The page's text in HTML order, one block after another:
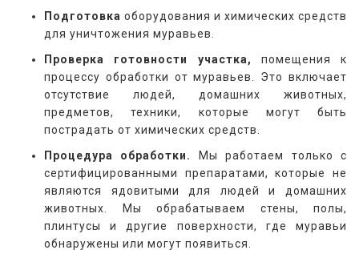
Подготовка оборудования и химических средств
для уничтожения муравьев.
Проверка готовности участка, помещения к
процессу обработки от муравьев. Это включает
отсутствие людей, домашних животных,
предметов, техники, которые могут быть
пострадать от химических средств.
Процедура обработки.
Мы работаем только с
сертифицированными препаратами, которые не
являются ядовитыми для людей и домашних
животных. Мы обрабатываем стены, полы,
плинтусы и другие поверхности, где муравьи
обнаружены или могут появиться.